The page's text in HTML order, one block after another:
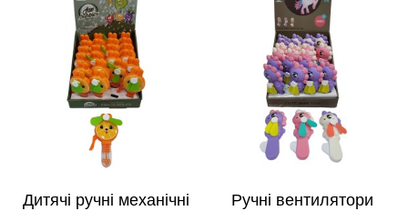
Дитячі ручні механічні
Ручні вентилятори